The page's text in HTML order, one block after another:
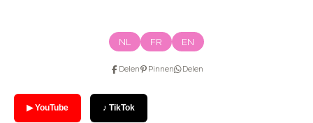
NL FR EN
Delen Pinnen Delen
▶ YouTube ♪ TikTok